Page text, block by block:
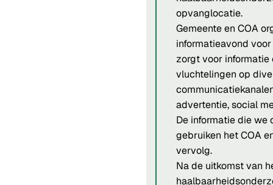
opvanglocatie.
Gemeente en COA
informatieavond
zorgt voor informatie
vluchtelingen op
advertentie, social
De informatie die we
gebruiken het COA
vervolg.
Na de uitkomst van